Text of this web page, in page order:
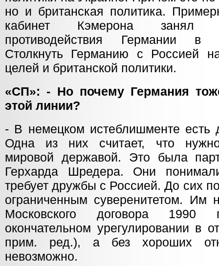
но и британская политика.
кабинет Кэмерона занял
противодействия Германии в
Столкнуть Германию с Россией
целей и британской политики.
«СП»: - Но почему Германия
этой линии?
- В немецком истеблишменте есть
Одна из них считает, что
мировой державой. Это была
Герхарда Шредера. Они
требует дружбы с Россией. До сих
ограниченным суверенитетом. Им
Московского договора
окончательном урегулировании в
прим. ред.), а без хороших
невозможно.